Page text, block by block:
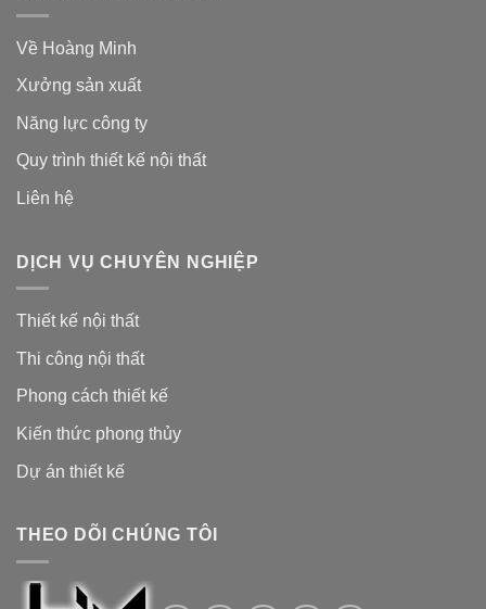
Về Hoàng Minh
Xưởng sản xuất
Năng lực công ty
Quy trình thiết kế nội thất
Liên hệ
DỊCH VỤ CHUYÊN NGHIỆP
Thiết kế nội thất
Thi công nội thất
Phong cách thiết kế
Kiến thức phong thủy
Dự án thiết kế
THEO DÕI CHÚNG TÔI